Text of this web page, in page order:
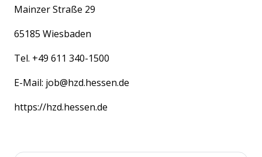
Mainzer Straße 29
65185 Wiesbaden
Tel. +49 611 340-1500
E-Mail: job@hzd.hessen.de
https://hzd.hessen.de